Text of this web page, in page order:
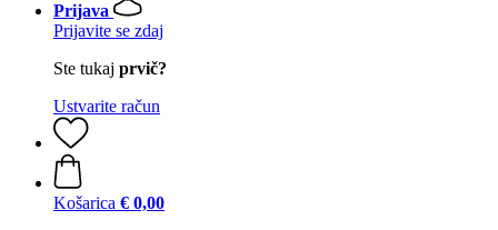
Prijava
Prijavite se zdaj
Ste tukaj prvič?
Ustvarite račun
Košarica € 0,00